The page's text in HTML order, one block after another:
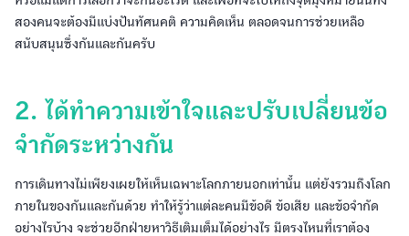
สองคนจะต้องมีแบ่งปันทัศนคติ ความคิดเห็น ตลอดจนการช่วยเหลือ
สนับสนุนซึ่งกันและกันครับ
2. ได้ทำความเข้าใจและปรับเปลี่ยนข้อ
จำกัดระหว่างกัน
การเดินทางไม่เพียงเผยให้เห็นเฉพาะโลกภายนอกเท่านั้น แต่ยังรวมถึงโลก
ภายในของกันและกันด้วย ทำให้รู้ว่าแต่ละคนมีข้อดี ข้อเสีย และข้อจำกัด
อย่างไรบ้าง จะช่วยอีกฝ่ายหาวิธีเติมเต็มได้อย่างไร มีตรงไหนที่เราต้อง